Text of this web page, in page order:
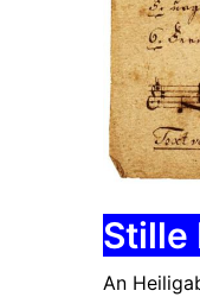
Stille
An